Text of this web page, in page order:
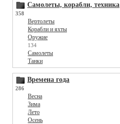
Самолеты, корабли, техника
358
Вертолеты
Корабли и яхты
Оружие
134
Самолеты
Танки
Времена года
286
Весна
Зима
Лето
Осень